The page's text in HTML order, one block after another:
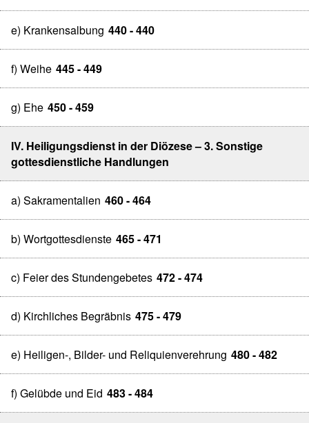
e) Krankensalbung 440 - 440
f) Weihe 445 - 449
g) Ehe 450 - 459
IV. Heiligungsdienst in der Diözese – 3. Sonstige
gottesdienstliche Handlungen
a) Sakramentalien 460 - 464
b) Wortgottesdienste 465 - 471
c) Feier des Stundengebetes 472 - 474
d) Kirchliches Begräbnis 475 - 479
e) Heiligen-, Bilder- und Reliquienverehrung 480 - 482
f) Gelübde und Eid 483 - 484